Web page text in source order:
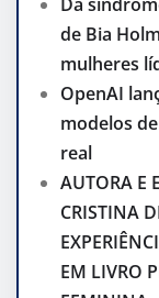
de Bia
mulheres
OpenAI
modelos
real
AUTORA E
CRISTINA
EM LIVRO